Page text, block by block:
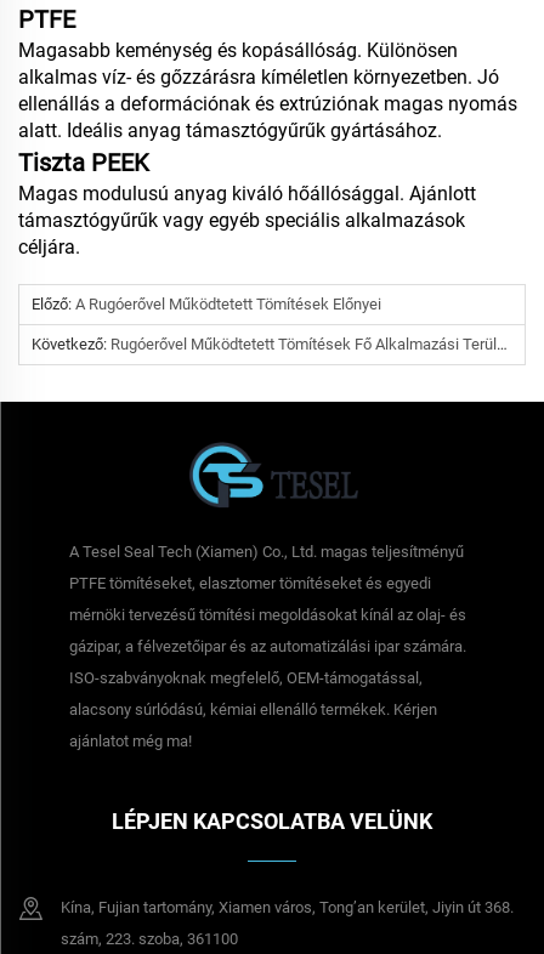
PTFE
Magasabb keménység és kopásállóság. Különösen
alkalmas víz- és gőzzárásra kíméletlen környezetben. Jó
ellenállás a deformációnak és extrúziónak magas nyomás
alatt. Ideális anyag támasztógyűrűk gyártásához.
Tiszta PEEK
Magas modulusú anyag kiváló hőállósággal. Ajánlott
támasztógyűrűk vagy egyéb speciális alkalmazások
céljára.
Előző: A Rugóerővel Működtetett Tömítések Előnyei
Következő: Rugóerővel Működtetett Tömítések Fő Alkalmazási Területei
A Tesel Seal Tech (Xiamen) Co., Ltd. magas teljesítményű
PTFE tömítéseket, elasztomer tömítéseket és egyedi
mérnöki tervezésű tömítési megoldásokat kínál az olaj- és
gázipar, a félvezetőipar és az automatizálási ipar számára.
ISO-szabványoknak megfelelő, OEM-támogatással,
alacsony súrlódású, kémiai ellenálló termékek. Kérjen
ajánlatot még ma!
LÉPJEN KAPCSOLATBA VELÜNK
Kína, Fujian tartomány, Xiamen város, Tong’an kerület, Jiyin út 368.
szám, 223. szoba, 361100